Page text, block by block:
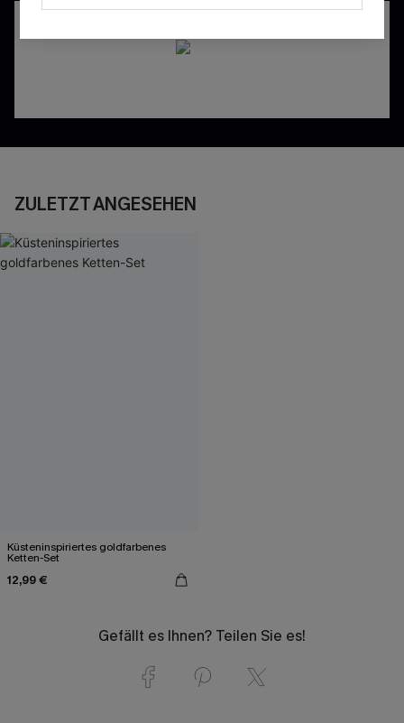
ZULETZT ANGESEHEN
Küsteninspiriertes goldfarbenes
Ketten-Set
12,99 €
Gefällt es Ihnen? Teilen Sie es!